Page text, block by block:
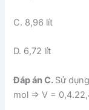
C. 8,96 lít
D. 6,72 lít
Đáp án C. Sử
mol ⇒ V =